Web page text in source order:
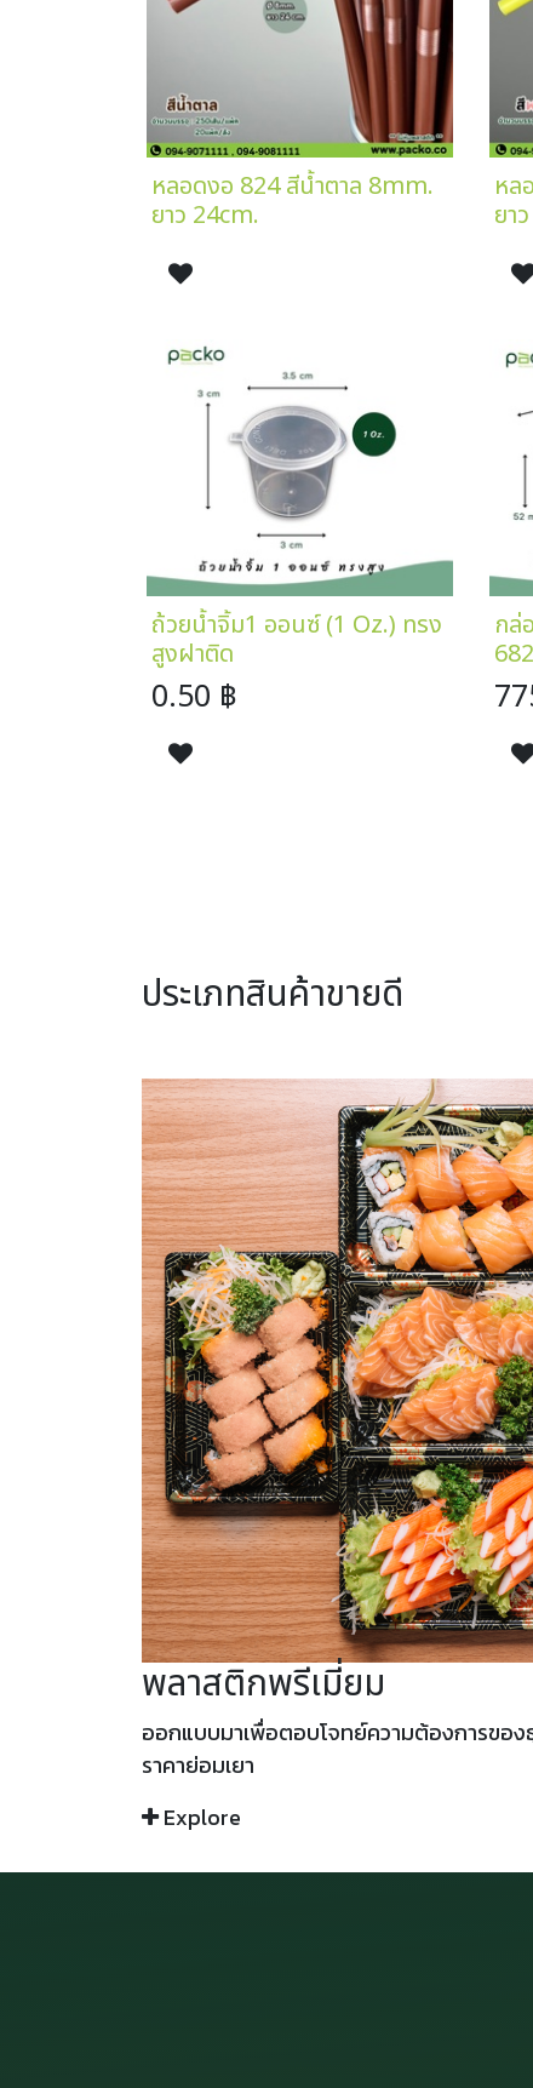
หลอดงอ 824 สีน้ำตาล 8mm.
ยาว 24cm.
หล
ยา
ถ้วยน้ำจิ้ม1 ออนซ์ (1 Oz.) ทรง
สูงฝาติด
0.50 ฿
กล่
ประเภทสินค้าขายดี
พลาสติกพรีเมี่ยม
ออกแบบมาเพื่อตอบโจทย์ความต้องการขอ
ราคาย่อมเยา
Explore